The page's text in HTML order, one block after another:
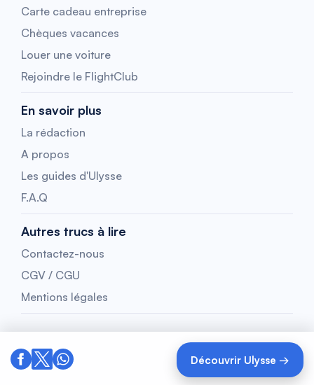
Découvrir Ulysse →
Carte cadeau entreprise
Chèques vacances
Louer une voiture
Rejoindre le FlightClub
En savoir plus
La rédaction
A propos
Les guides d'Ulysse
F.A.Q
Autres trucs à lire
Contactez-nous
CGV / CGU
Mentions légales